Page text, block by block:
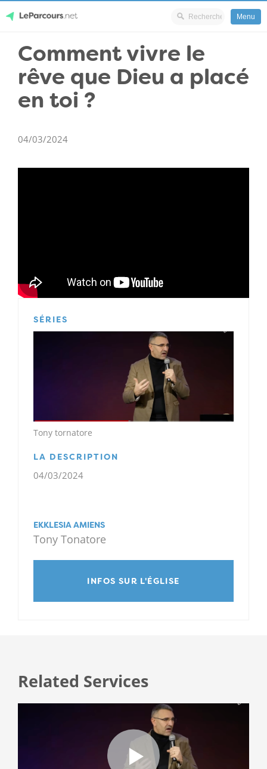
content
LeParcours.net
Menu
Comment vivre le
rêve que Dieu a placé
en toi ?
04/03/2024
SÉRIES
Tony tornatore
LA DESCRIPTION
04/03/2024
EKKLESIA AMIENS
Tony Tonatore
INFOS SUR L'ÉGLISE
Related Services